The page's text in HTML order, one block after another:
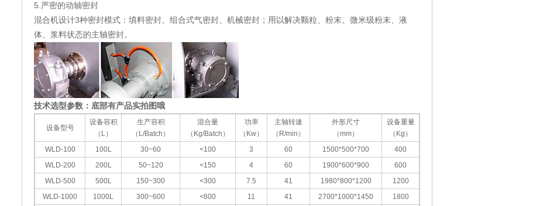
5.严密的动轴密封
混合机设计3种密封模式：填料密封、组合式气密封、机械密封；用以解决颗粒、粉末、微米级粉末、液
体、浆料状态的主轴密封。
技术选型参数：底部有产品实拍图哦
设备型号
设备容积
（L）
生产容积
（L/Batch）
混合量
（Kg/Batch）
功率
（Kw）
主轴转速
（R/min）
外形尺寸
（mm）
设备重量
（Kg）
WLD-100
100L 30~60 <100 3 60 1500*500*700
400
WLD-200
200L 50~120 <150 4 60 1900*600*900
600
WLD-500
500L 150~300 <300 7.5 41 1980*800*1200
1200
WLD-1000
1000L 300~600 <600 11 41 2700*1000*1450
1800